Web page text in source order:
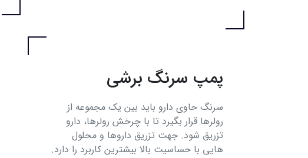
پمپ سرنگ برشی
سرنگ حاوی دارو باید بین یک مجموعه از
رولرها قرار بگیرد تا با چرخش رولرها، دارو
تزریق شود. جهت تزریق داروها و محلول‌
هایی با حساسیت بالا بیشترین کاربرد را دارد.